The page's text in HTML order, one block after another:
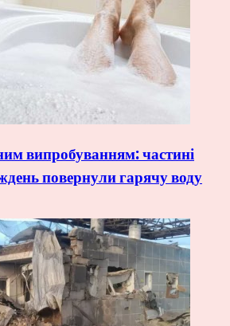
випробуванням: частині
повернули гарячу воду